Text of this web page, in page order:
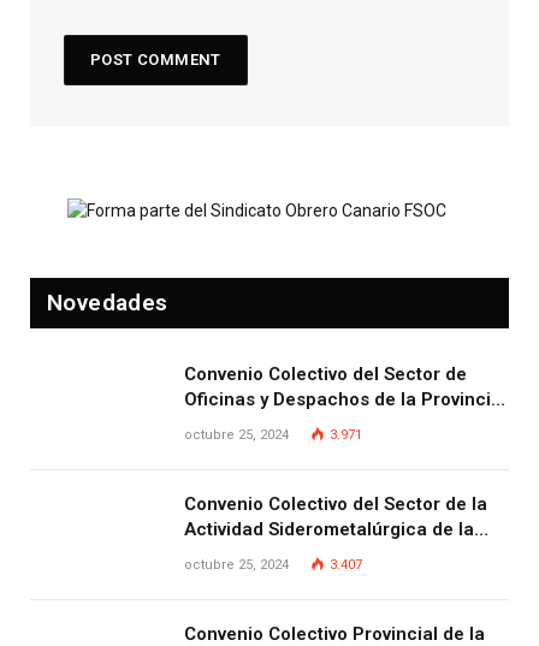
Novedades
Convenio Colectivo del Sector de
Oficinas y Despachos de la Provincia
octubre 25, 2024 3.971
Convenio Colectivo del Sector de la
Actividad Siderometalúrgica de la
Provincia de Las Palmas
octubre 25, 2024 3.407
Convenio Colectivo Provincial de la